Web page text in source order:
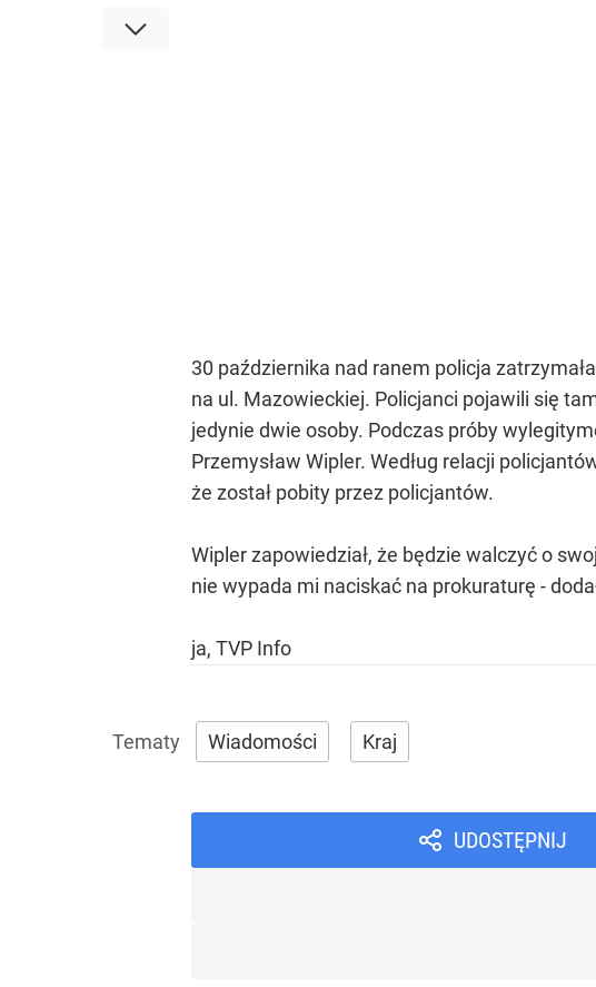
30 października nad ranem policja
na ul. Mazowieckiej. Policjanci pojawili się
jedynie dwie osoby. Podczas próby
Przemysław Wipler. Według relacji
że został pobity przez policjantów.
Wipler zapowiedział, że będzie walczyć o
nie wypada mi naciskać na prokuraturę -
ja, TVP Info
Wiadomości Kraj
UDOSTĘPNIJ